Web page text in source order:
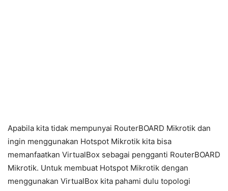
Apabila kita tidak mempunyai RouterBOARD Mikrotik dan
ingin menggunakan Hotspot Mikrotik kita bisa
memanfaatkan VirtualBox sebagai pengganti RouterBOARD
Mikrotik. Untuk membuat Hotspot Mikrotik dengan
menggunakan VirtualBox kita pahami dulu topologi